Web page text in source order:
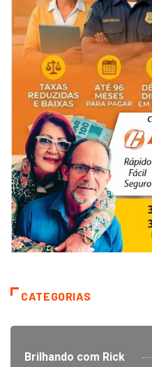
CATEGORIAS
Brilhando com Rick